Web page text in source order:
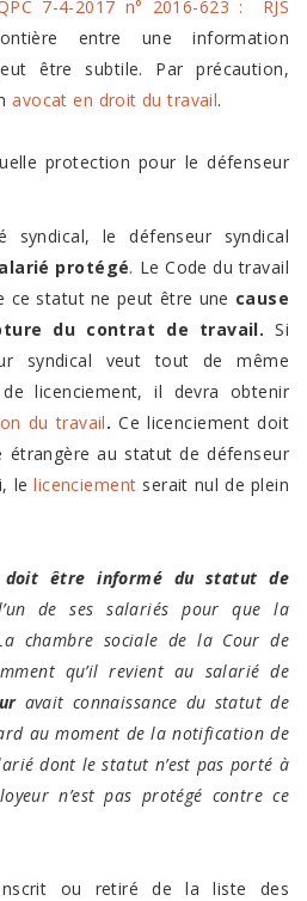
7-4-2017 n° 2016-623 : RJS
entre une information
être subtile. Par précaution,
avocat en droit du travail.
protection pour le défenseur
syndical, le défenseur syndical
protégé. Le Code du travail
ce statut ne peut être une cause
du contrat de travail.Si
syndical veut tout de même
licenciement, il devra obtenir
du travail.Ce licenciement doit
étrangère au statut de défenseur
lelicenciement serait nul de plein
doit être informé du statut de
de ses salariés pour que la
chambre sociale de la Cour de
qu’il revient au salarié de
avait connaissance du statut de
au moment de la notification de
dont le statut n’est pas porté à
n’est pas protégé contre ce
ou retiré de la liste des